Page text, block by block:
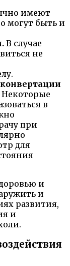
имеют
могут быть и
В случае
не
Некоторые
в
при
для
и
и
развития,
и